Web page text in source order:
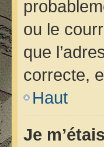
ou le
que
correcte,
Haut
Je